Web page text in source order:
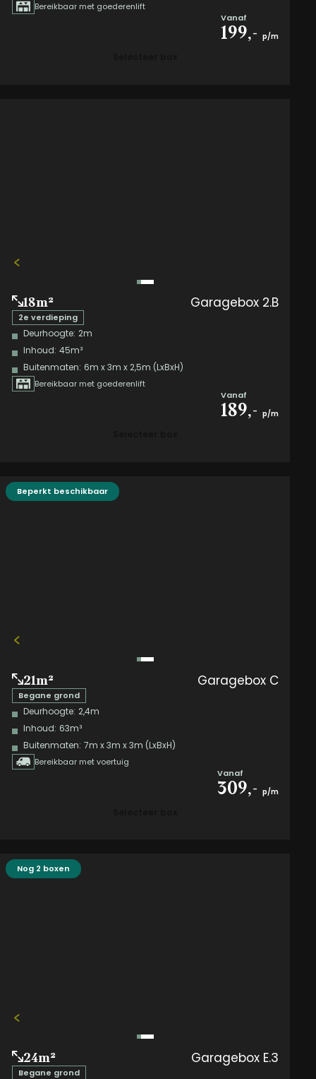
Bereikbaar met goederenlift
Vanaf
199,- p/m
Garagebox 2.B
18m²
2e verdieping
Deurhoogte: 2m
Inhoud: 45m³
Buitenmaten: 6m x 3m x 2,5m (LxBxH)
Bereikbaar met goederenlift
Vanaf
189,- p/m
Beperkt beschikbaar
Garagebox C
21m²
Begane grond
Deurhoogte: 2,4m
Inhoud: 63m³
Buitenmaten: 7m x 3m x 3m (LxBxH)
Bereikbaar met voertuig
Vanaf
309,- p/m
Nog 2 boxen
Garagebox E.3
24m²
Begane grond